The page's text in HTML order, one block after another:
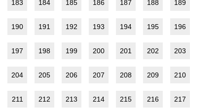
183 184 185 186 187 188 189
190 191 192 193 194 195 196
197 198 199 200 201 202 203
204 205 206 207 208 209 210
211 212 213 214 215 216 217